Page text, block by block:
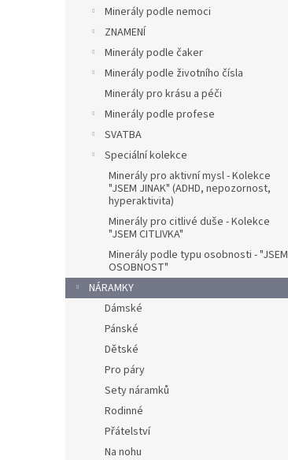
Minerály podle nemoci
ZNAMENÍ
Minerály podle čaker
Minerály podle životního čísla
Minerály pro krásu a péči
Minerály podle profese
SVATBA
Speciální kolekce
Minerály pro aktivní mysl - Kolekce
"JSEM JINAK" (ADHD, nepozornost,
hyperaktivita)
Minerály pro citlivé duše - Kolekce
"JSEM CITLIVKA"
Minerály podle typu osobnosti - "JSEM
OSOBNOST"
NÁRAMKY
Dámské
Pánské
Dětské
Pro páry
Sety náramků
Rodinné
Přátelství
Na nohu